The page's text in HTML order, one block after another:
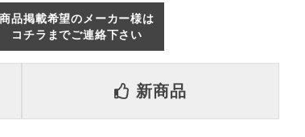
商品掲載希望のメーカー様は
コチラまでご連絡下さい
新商品